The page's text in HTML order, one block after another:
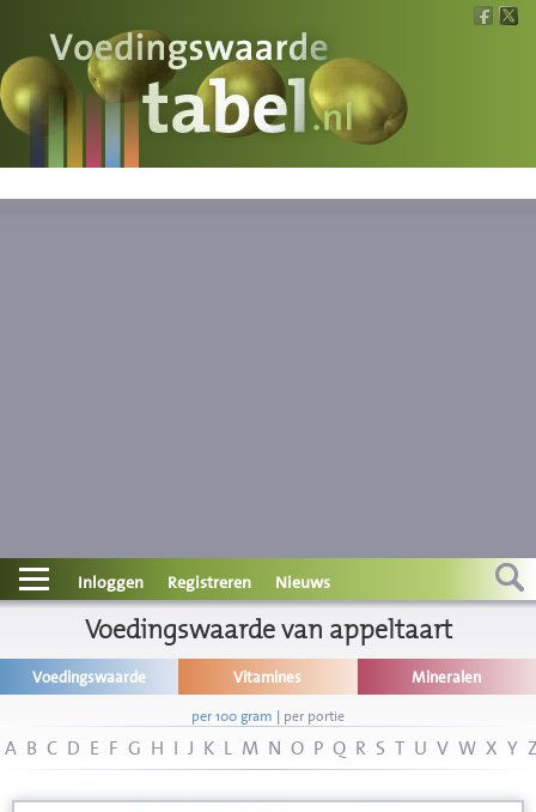
Voedingswaarde
Wat is wat?
Contact
Informatie
Disclaimer
Inloggen Registreren Nieuws
Voedingswaarde van appeltaart
Voedingswaarde Vitamines Mineralen
per 100 gram | per portie
A B C D E F G H I J K L M N O P Q R S T U V W X Y